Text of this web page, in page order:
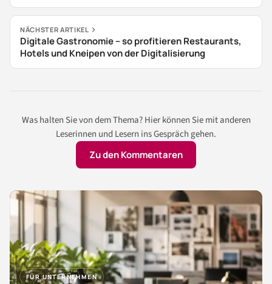
NÄCHSTER ARTIKEL
Digitale Gastronomie – so profitieren Restaurants,
Hotels und Kneipen von der Digitalisierung
Was halten Sie von dem Thema? Hier können Sie mit anderen
Leserinnen und Lesern ins Gespräch gehen.
Zu den Kommentaren
FÜR UNTERNEHMEN